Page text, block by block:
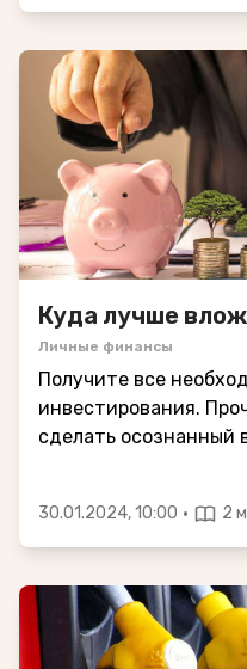
Куда лучше
Личные финансы
Получите все
инвестирования.
сделать осознанный
30.01.2024, 10:00 · 2